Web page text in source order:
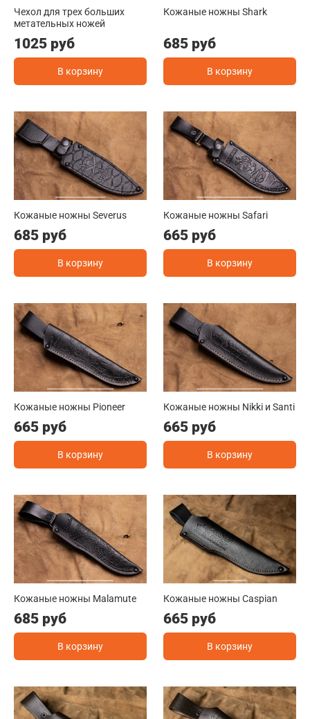
Чехол для трех больших
метательных ножей
1025 руб
В корзину
Кожаные ножны Shark
685 руб
В корзину
Кожаные ножны Severus
685 руб
В корзину
Кожаные ножны Safari
665 руб
В корзину
Кожаные ножны Pioneer
665 руб
В корзину
Кожаные ножны Nikki и Santi
665 руб
В корзину
Кожаные ножны Malamute
685 руб
В корзину
Кожаные ножны Caspian
665 руб
В корзину